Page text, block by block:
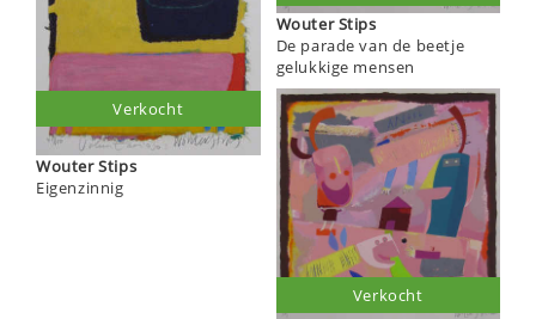
Wouter Stips
Eigenzinnig
Verkocht
Wouter Stips
De parade van de beetje
gelukkige mensen
Verkocht